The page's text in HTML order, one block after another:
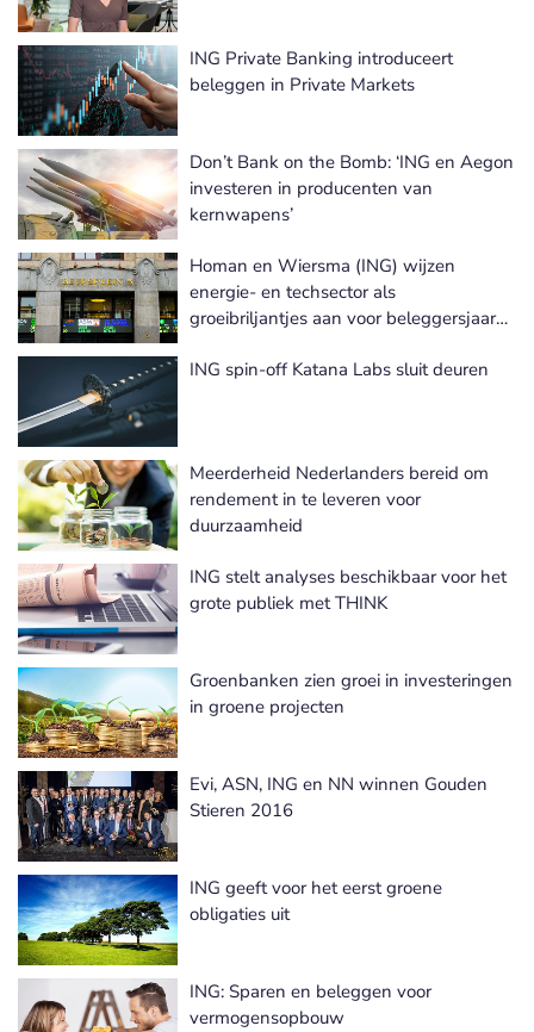
ING Private Banking introduceert
beleggen in Private Markets
Don’t Bank on the Bomb: ‘ING en Aegon
investeren in producenten van
kernwapens’
Homan en Wiersma (ING) wijzen
energie- en techsector als
groeibriljantjes aan voor beleggersjaar
ING spin-off Katana Labs sluit deuren
Meerderheid Nederlanders bereid om
rendement in te leveren voor
duurzaamheid
ING stelt analyses beschikbaar voor het
grote publiek met THINK
Groenbanken zien groei in investeringen
in groene projecten
Evi, ASN, ING en NN winnen Gouden
Stieren 2016
ING geeft voor het eerst groene
obligaties uit
ING: Sparen en beleggen voor
vermogensopbouw